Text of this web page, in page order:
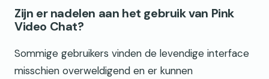
Zijn er nadelen aan het gebruik van Pink
Video Chat?
Sommige gebruikers vinden de levendige interface
misschien overweldigend en er kunnen